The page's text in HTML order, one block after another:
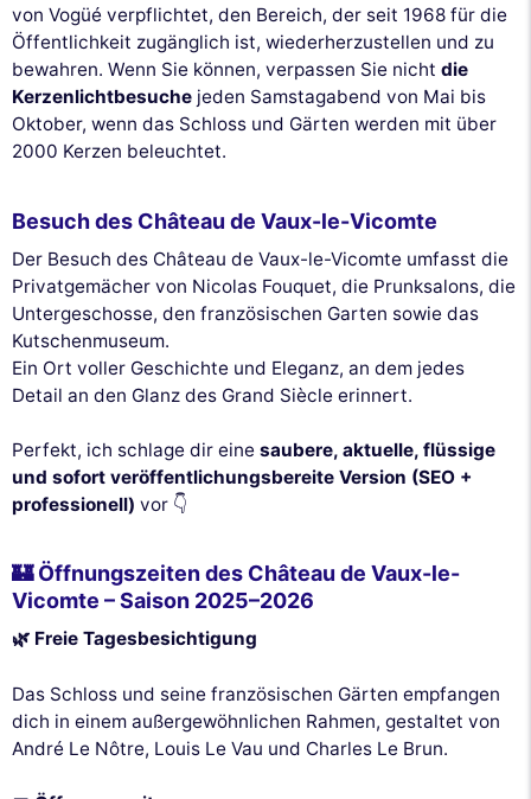
von Vogüé verpflichtet, den Bereich, der seit 1968 für die
Öffentlichkeit zugänglich ist, wiederherzustellen und zu
bewahren. Wenn Sie können, verpassen Sie nicht die
Kerzenlichtbesuche jeden Samstagabend von Mai bis
Oktober, wenn das Schloss und Gärten werden mit über
2000 Kerzen beleuchtet.
Besuch des Château de Vaux-le-Vicomte
Der Besuch des Château de Vaux-le-Vicomte umfasst die
Privatgemächer von Nicolas Fouquet, die Prunksalons, die
Untergeschosse, den französischen Garten sowie das
Kutschenmuseum.
Ein Ort voller Geschichte und Eleganz, an dem jedes
Detail an den Glanz des Grand Siècle erinnert.
Perfekt, ich schlage dir eine saubere, aktuelle, flüssige
und sofort veröffentlichungsbereite Version (SEO +
professionell) vor 👇
🏰 Öffnungszeiten des Château de Vaux-le-
Vicomte – Saison 2025–2026
🌿 Freie Tagesbesichtigung
Das Schloss und seine französischen Gärten empfangen
dich in einem außergewöhnlichen Rahmen, gestaltet von
André Le Nôtre, Louis Le Vau und Charles Le Brun.